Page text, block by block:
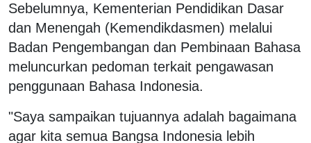
Sebelumnya, Kementerian Pendidikan Dasar
dan Menengah (Kemendikdasmen) melalui
Badan Pengembangan dan Pembinaan Bahasa
meluncurkan pedoman terkait pengawasan
penggunaan Bahasa Indonesia.
"Saya sampaikan tujuannya adalah bagaimana
agar kita semua Bangsa Indonesia lebih